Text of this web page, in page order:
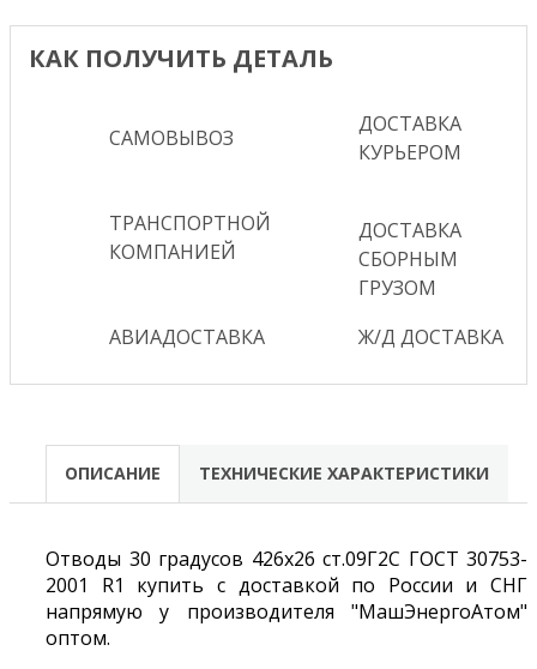
КАК ПОЛУЧИТЬ ДЕТАЛЬ
САМОВЫВОЗ
ДОСТАВКА
КУРЬЕРОМ
ТРАНСПОРТНОЙ
КОМПАНИЕЙ
ДОСТАВКА
СБОРНЫМ
ГРУЗОМ
АВИАДОСТАВКА
Ж/Д ДОСТАВКА
ОПИСАНИЕ ТЕХНИЧЕСКИЕ ХАРАКТЕРИСТИКИ
Отводы 30 градусов 426х26 ст.09Г2С ГОСТ 30753-
2001 R1 купить с доставкой по России и СНГ
напрямую у производителя "МашЭнергоАтом"
оптом.